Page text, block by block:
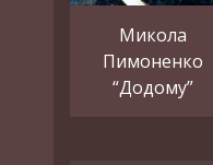
Микола
Пимоненко
“Додому”